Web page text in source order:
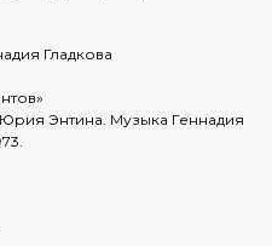
Гладкова
Энтина. Музыка Геннадия